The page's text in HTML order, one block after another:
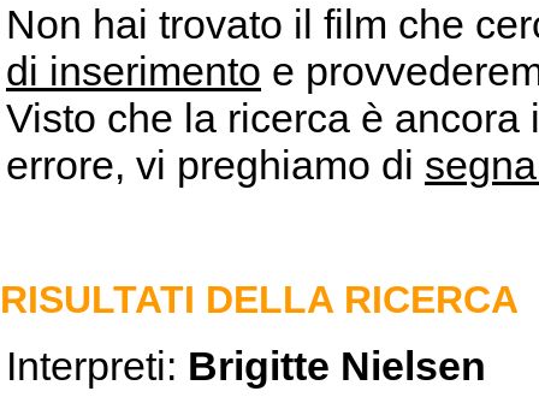
Non hai trovato il film che
di inserimento e
Visto che la ricerca è
errore, vi preghiamo di
RISULTATI DELLA RICERCA
Interpreti: Brigitte Nielsen